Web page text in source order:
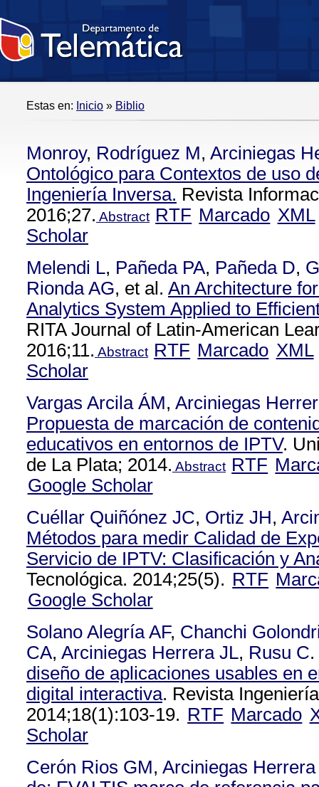
Estas en: Inicio » Biblio
Monroy, Rodríguez M, Arciniegas
Ontológico para Contextos de uso
Ingeniería Inversa. Revista
2016;27. Abstract RTF Marcado XML
Scholar
Melendi L, Pañeda PA, Pañeda D,
Rionda AG, et al. An Architecture
Analytics System Applied to
RITA Journal of Latin-American
2016;11. Abstract RTF Marcado XML
Scholar
Vargas Arcila ÁM, Arciniegas
Propuesta de marcación de
educativos en entornos de IPTV.
de La Plata; 2014. Abstract RTF
Google Scholar
Cuéllar Quiñónez JC, Ortiz JH,
Métodos para medir Calidad de
Servicio de IPTV: Clasificación y
Tecnológica. 2014;25(5). RTF
Google Scholar
Solano Alegría AF, Chanchi
CA, Arciniegas Herrera JL, Rusu C.
diseño de aplicaciones usables en
digital interactiva. Revista
2014;18(1):103-19. RTF Marcado
Scholar
Cerón Rios GM, Arciniegas